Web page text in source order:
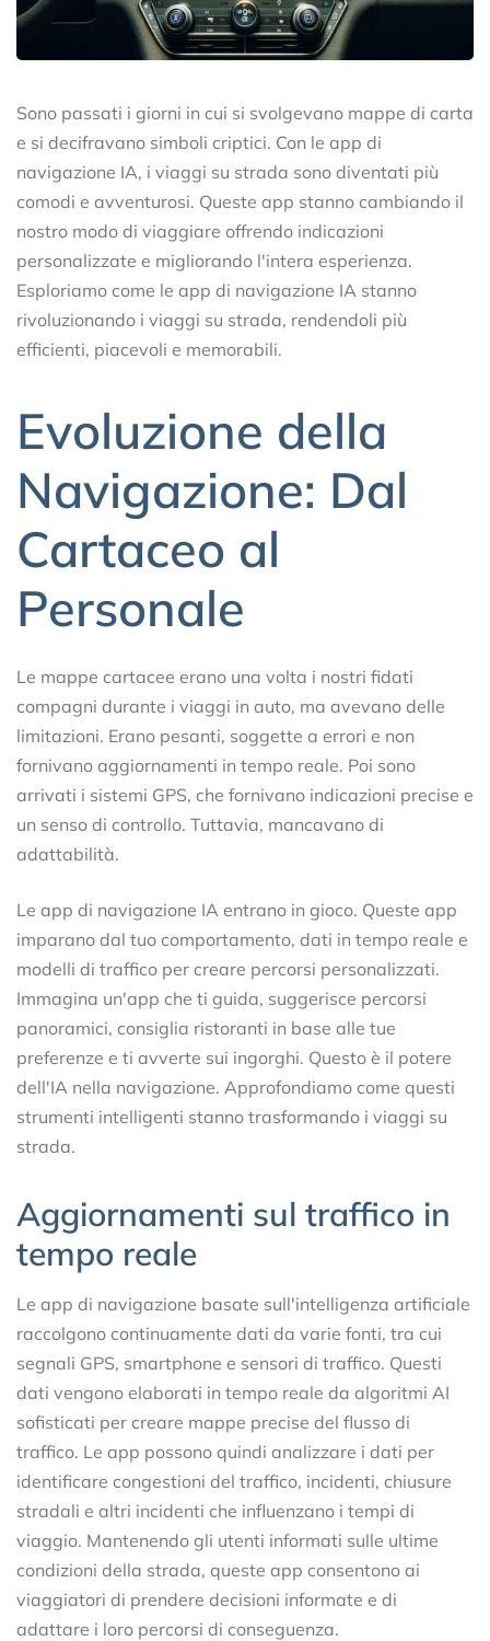
Sono passati i giorni in cui si svolgevano mappe di carta
e si decifravano simboli criptici. Con le app di
navigazione IA, i viaggi su strada sono diventati più
comodi e avventurosi. Queste app stanno cambiando il
nostro modo di viaggiare offrendo indicazioni
personalizzate e migliorando l'intera esperienza.
Esploriamo come le app di navigazione IA stanno
rivoluzionando i viaggi su strada, rendendoli più
efficienti, piacevoli e memorabili.
Evoluzione della
Navigazione: Dal
Cartaceo al
Personale
Le mappe cartacee erano una volta i nostri fidati
compagni durante i viaggi in auto, ma avevano delle
limitazioni. Erano pesanti, soggette a errori e non
fornivano aggiornamenti in tempo reale. Poi sono
arrivati i sistemi GPS, che fornivano indicazioni precise e
un senso di controllo. Tuttavia, mancavano di
adattabilità.
Le app di navigazione IA entrano in gioco. Queste app
imparano dal tuo comportamento, dati in tempo reale e
modelli di traffico per creare percorsi personalizzati.
Immagina un'app che ti guida, suggerisce percorsi
panoramici, consiglia ristoranti in base alle tue
preferenze e ti avverte sui ingorghi. Questo è il potere
dell'IA nella navigazione. Approfondiamo come questi
strumenti intelligenti stanno trasformando i viaggi su
strada.
Aggiornamenti sul traffico in
tempo reale
Le app di navigazione basate sull'intelligenza artificiale
raccolgono continuamente dati da varie fonti, tra cui
segnali GPS, smartphone e sensori di traffico. Questi
dati vengono elaborati in tempo reale da algoritmi AI
sofisticati per creare mappe precise del flusso di
traffico. Le app possono quindi analizzare i dati per
identificare congestioni del traffico, incidenti, chiusure
stradali e altri incidenti che influenzano i tempi di
viaggio. Mantenendo gli utenti informati sulle ultime
condizioni della strada, queste app consentono ai
viaggiatori di prendere decisioni informate e di
adattare i loro percorsi di conseguenza.